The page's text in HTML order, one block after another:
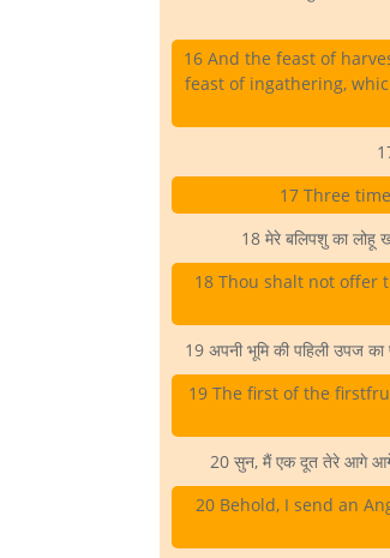
16 And the feast of
feast of ingathering,
17 Three
18 मेरे बलिपशु का लोहू
18 Thou shalt not offer
19 अपनी भूमि की पहिली उपज
19 The first of the
20 सुन, मैं एक दूत तेरे आगे आगे
20 Behold, I send an